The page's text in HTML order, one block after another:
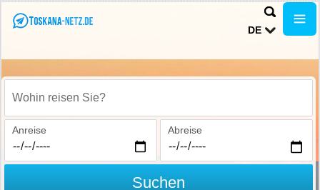
DE
Wohin reisen Sie?
Anreise Abreise
Suchen